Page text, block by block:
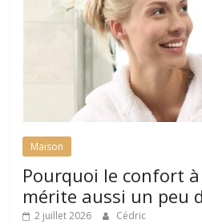
Maison
Pourquoi le confort
mérite aussi un peu
2 juillet 2026 Cédric